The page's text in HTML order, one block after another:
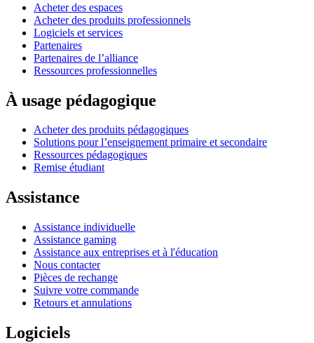
Acheter des espaces
Acheter des produits professionnels
Logiciels et services
Partenaires
Partenaires de l’alliance
Ressources professionnelles
À usage pédagogique
Acheter des produits pédagogiques
Solutions pour l’enseignement primaire et secondaire
Ressources pédagogiques
Remise étudiant
Assistance
Assistance individuelle
Assistance gaming
Assistance aux entreprises et à l'éducation
Nous contacter
Pièces de rechange
Suivre votre commande
Retours et annulations
Logiciels